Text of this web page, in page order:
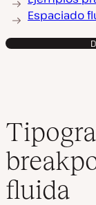
Espaciado
fluida